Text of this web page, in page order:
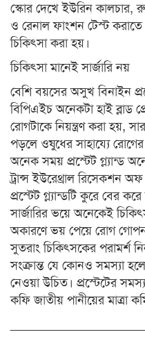
স্কোর দেখে ইউরিন কালচার,
ও রেনাল ফাংশন টেস্ট
চিকিৎসা করা হয়।
চিকিৎসা মানেই সার্জারি নয়
বেশি বয়সের অসুখ বিনাইন
বিপিএইচ অনেকটা হাই ব্লাড
রোগটাকে নিয়ন্ত্রণ করা হয়,
পড়লে ওষুধের সাহায্যে
অনেক সময় প্রস্টেট গ্ল্যান্ড
ট্রান্স ইউরেথ্রাল রিসেকশন
প্রস্টেট গ্ল্যান্ডটি কুরে বের
সার্জারির ভয়ে অনেকেই
অকারণে ভয় পেয়ে রোগ
সুতরাং চিকিৎসকের পরামর্শ
সংক্রান্ত যে কোনও সমস্যা
নেওয়া উচিত। প্রস্টেটের
কফি জাতীয় পানীয়ের মাত্রা